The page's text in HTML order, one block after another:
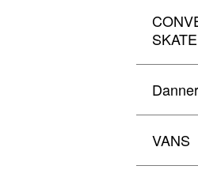
SKATE
Danner
VANS